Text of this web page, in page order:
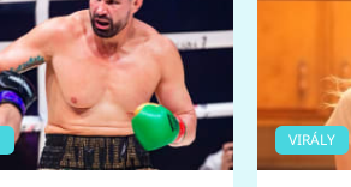
VIRÁLY